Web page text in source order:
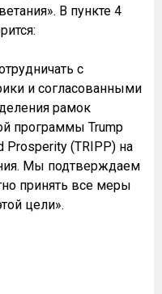
В пункте 4
с
и согласованными
рамок
программы Trump
Prosperity (TRIPP) на
Мы подтверждаем
принять все меры
цели».